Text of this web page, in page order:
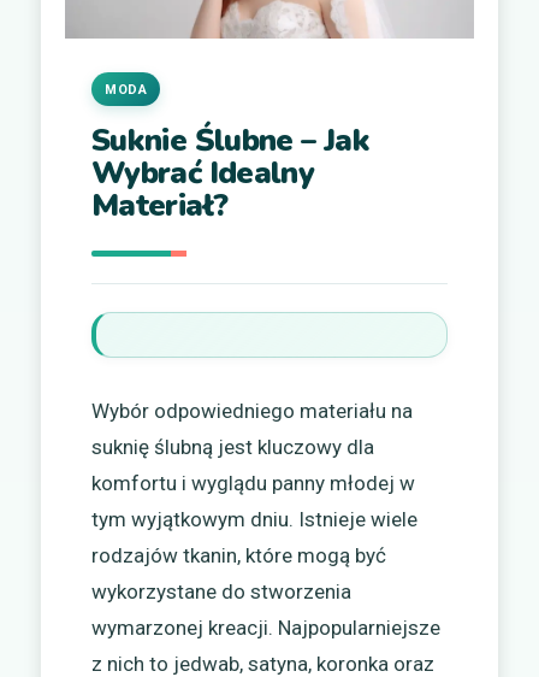
Suknie Ślubne – Jak
Wybrać Idealny
Materiał?
MODA
Wybór odpowiedniego materiału na
suknię ślubną jest kluczowy dla
komfortu i wyglądu panny młodej w
tym wyjątkowym dniu. Istnieje wiele
rodzajów tkanin, które mogą być
wykorzystane do stworzenia
wymarzonej kreacji. Najpopularniejsze
z nich to jedwab, satyna, koronka oraz